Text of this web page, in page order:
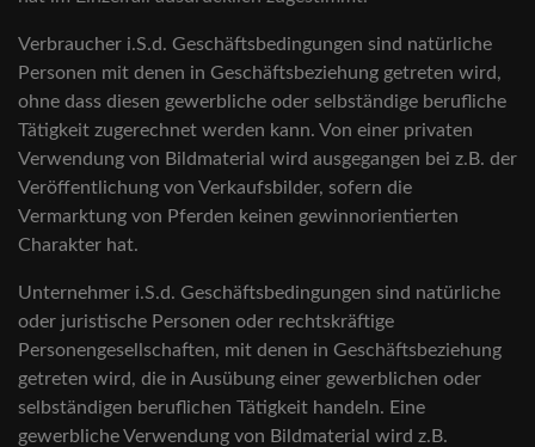
Verbraucher i.S.d. Geschäftsbedingungen sind natürliche
Personen mit denen in Geschäftsbeziehung getreten wird,
ohne dass diesen gewerbliche oder selbständige berufliche
Tätigkeit zugerechnet werden kann. Von einer privaten
Verwendung von Bildmaterial wird ausgegangen bei z.B. der
Veröffentlichung von Verkaufsbilder, sofern die
Vermarktung von Pferden keinen gewinnorientierten
Charakter hat.
Unternehmer i.S.d. Geschäftsbedingungen sind natürliche
oder juristische Personen oder rechtskräftige
Personengesellschaften, mit denen in Geschäftsbeziehung
getreten wird, die in Ausübung einer gewerblichen oder
selbständigen beruflichen Tätigkeit handeln. Eine
gewerbliche Verwendung von Bildmaterial wird z.B.